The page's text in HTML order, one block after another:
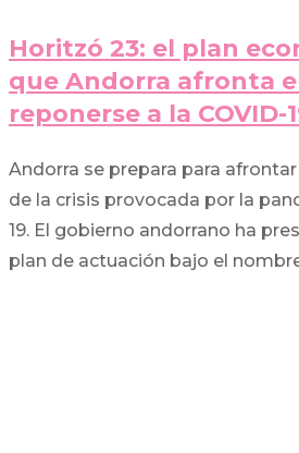
Horitzó 23: el plan
que Andorra afronta
reponerse a la COVID-
Andorra se prepara para
de la crisis provocada por la
19. El gobierno andorrano ha
plan de actuación bajo el